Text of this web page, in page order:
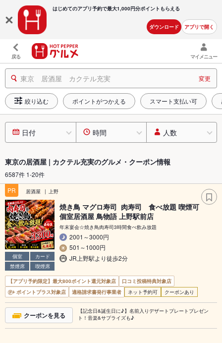
はじめてのアプリ予約で最大1,000円分ポイントもらえる
ダウンロード アプリで開く
戻る マイメニュー
東京 居酒屋 カクテル充実 変更
絞り込む ポイントがつかえる スマート支払い可
日付 時間 人数
東京の居酒屋 | カクテル充実のグルメ・クーポン情報
6587件 1-20件
PR
居酒屋 上野
個室
カード
禁煙席
喫煙席
焼き鳥 マグロ寿司 肉寿司 食べ放題 喫煙可
個室居酒屋 鳥物語 上野駅前店
年末宴会☆焼き鳥肉寿司3時間食べ飲み放題
2001～3000円
501～1000円
JR上野駅より徒歩2分
【アプリ予約限定】最大800ポイント還元対象店
口コミ投稿特典対象店
ポイントプラス対象店
適格請求書発行事業者 ネット予約可 クーポンあり
クーポンを見る
【記念日&誕生日に♪】名前入りデザートプレートプレゼン
ト！音楽&サプライズも♪